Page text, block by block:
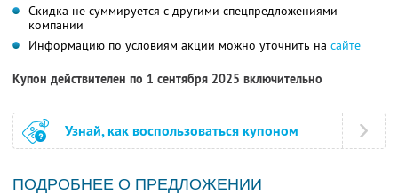
Скидка не суммируется с другими спецпредложениями
компании
Информацию по условиям акции можно уточнить на сайте
Купон действителен по 1 сентября 2025 включительно
Узнай, как воспользоваться купоном
ПОДРОБНЕЕ О ПРЕДЛОЖЕНИИ